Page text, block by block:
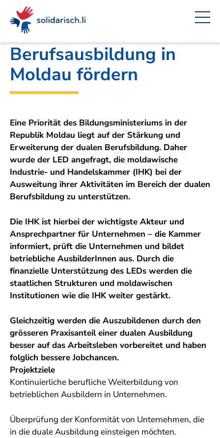
Navigieren
in
solidarisch.li
Schnellnavigation
Seitenkontext
Inhalt
Projekt
von
Liechtensteinischer Entwicklungsdienst
Berufsausbildung in
Moldau fördern
Eine Priorität des Bildungsministeriums in der
Republik Moldau liegt auf der Stärkung und
Erweiterung der dualen Berufsbildung. Daher
wurde der LED angefragt, die moldawische
Industrie- und Handelskammer (IHK) bei der
Ausweitung ihrer Aktivitäten im Bereich der dualen
Berufsbildung zu unterstützen.
Die IHK ist hierbei der wichtigste Akteur und
Ansprechpartner für Unternehmen – die Kammer
informiert, prüft die Unternehmen und bildet
betriebliche AusbilderInnen aus. Durch die
finanzielle Unterstützung des LEDs werden die
staatlichen Strukturen und moldawischen
Institutionen wie die IHK weiter gestärkt.
Gleichzeitig werden die Auszubildenen durch den
grösseren Praxisanteil einer dualen Ausbildung
besser auf das Arbeitsleben vorbereitet und haben
folglich bessere Jobchancen.
Projektziele
Kontinuierliche berufliche Weiterbildung von
betrieblichen Ausbildern in Unternehmen.
Überprüfung der Konformität von Unternehmen, die
in die duale Ausbildung einsteigen möchten.